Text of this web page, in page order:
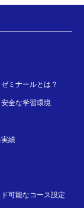
ミナールとは？
全な学習環境
績
可能なコース設定